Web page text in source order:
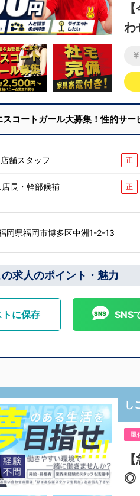
わ
スコートガール大募集！性的サ
舗スタッフ 正
店長・幹部候補 正
岡県福岡市博多区中洲1-2-13
の求人のポイント・魅力
に保存 SNS
し
風
◎